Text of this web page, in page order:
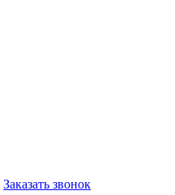
Заказать звонок